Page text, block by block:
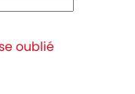
oublié